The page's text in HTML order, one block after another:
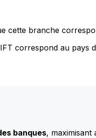
cette branche
correspond au pays
banques, maximisant